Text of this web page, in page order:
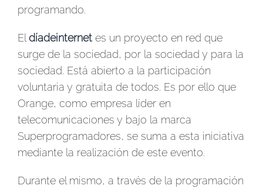
programando.
El díadeinternet es un proyecto en red que
surge de la sociedad, por la sociedad y para la
sociedad. Está abierto a la participación
voluntaria y gratuita de todos. Es por ello que
Orange, como empresa líder en
telecomunicaciones y bajo la marca
Superprogramadores, se suma a esta iniciativa
mediante la realización de este evento.
Durante el mismo, a través de la programación